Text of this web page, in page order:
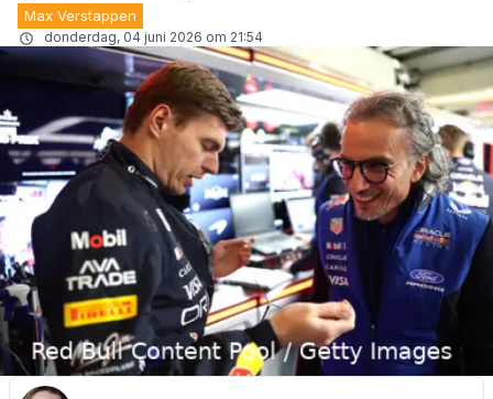
Max Verstappen
donderdag, 04 juni 2026 om 21:54